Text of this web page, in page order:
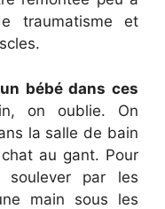
traumatisme et
bébé dans ces
on oublie. On
la salle de bain
au gant. Pour
soulever par les
main sous les